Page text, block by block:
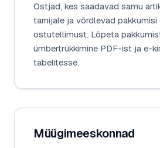
Ostjad, kes saadavad samu
tarnijale ja võrdlevad pakkumisi
ostutellimust. Lõpeta
ümbertrükkimine PDF-ist ja e-
tabelitesse.
Müügimeeskonnad